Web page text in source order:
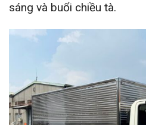
sáng và buổi chiều tà.